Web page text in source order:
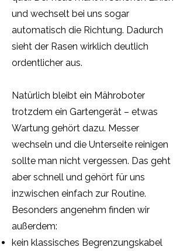
und wechselt bei uns sogar
automatisch die Richtung. Dadurch
sieht der Rasen wirklich deutlich
ordentlicher aus.
Natürlich bleibt ein Mähroboter
trotzdem ein Gartengerät – etwas
Wartung gehört dazu. Messer
wechseln und die Unterseite reinigen
sollte man nicht vergessen. Das geht
aber schnell und gehört für uns
inzwischen einfach zur Routine.
Besonders angenehm finden wir
außerdem:
kein klassisches Begrenzungskabel